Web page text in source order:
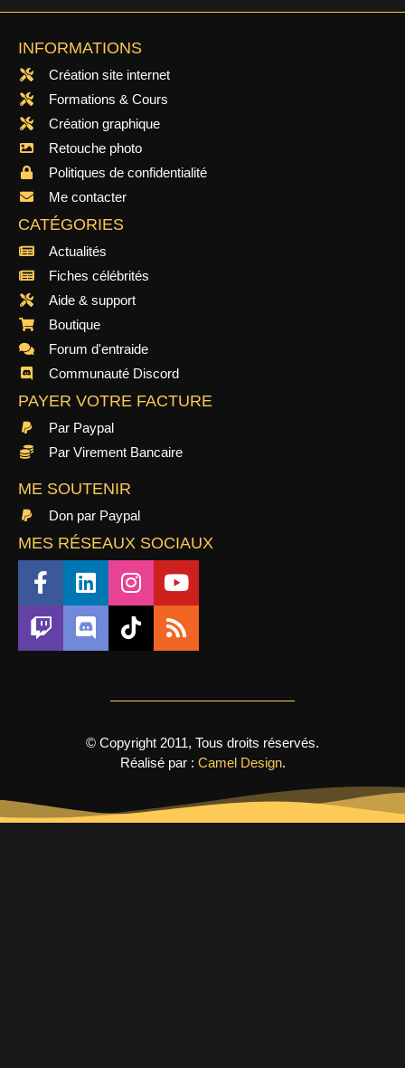
INFORMATIONS
Création site internet
Formations & Cours
Création graphique
Retouche photo
Politiques de confidentialité
Me contacter
CATÉGORIES
Actualités
Fiches célébrités
Aide & support
Boutique
Forum d'entraide
Communauté Discord
PAYER VOTRE FACTURE
Par Paypal
Par Virement Bancaire
ME SOUTENIR
Don par Paypal
MES RÉSEAUX SOCIAUX
© Copyright 2011, Tous droits réservés.
Réalisé par : Camel Design.